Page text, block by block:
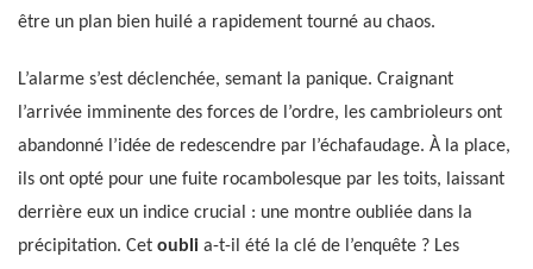
être un plan bien huilé a rapidement tourné au chaos.
L’alarme s’est déclenchée, semant la panique. Craignant
l’arrivée imminente des forces de l’ordre, les cambrioleurs ont
abandonné l’idée de redescendre par l’échafaudage. À la place,
ils ont opté pour une fuite rocambolesque par les toits, laissant
derrière eux un indice crucial : une montre oubliée dans la
précipitation. Cet oubli a-t-il été la clé de l’enquête ? Les